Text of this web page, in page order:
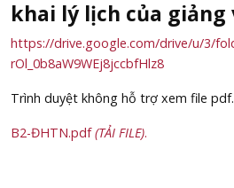
khai lý lịch của giảng
https://drive.google.com/drive/u/3/
rOl_0b8aW9WEj8jccbfHlz8
Trình duyệt không hỗ trợ xem file pdf.
B2-ĐHTN.pdf(TẢI FILE).